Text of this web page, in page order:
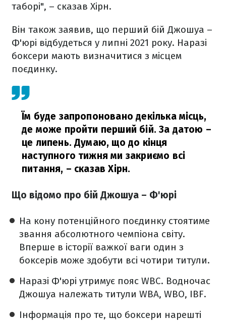
таборі", – сказав Хірн.
Він також заявив, що перший бій Джошуа –
Ф'юрі відбудеться у липні 2021 року. Наразі
боксери мають визначитися з місцем
поєдинку.
Їм буде запропоновано декілька місць,
де може пройти перший бій. За датою –
це липень. Думаю, що до кінця
наступного тижня ми закриємо всі
питання, – сказав Хірн.
Що відомо про бій Джошуа – Ф'юрі
На кону потенційного поєдинку стоятиме
звання абсолютного чемпіона світу.
Вперше в історії важкої ваги один з
боксерів може здобути всі чотири титули.
Наразі Ф'юрі утримує пояс WBC. Водночас
Джошуа належать титули WBA, WBO, IBF.
Інформація про те, що боксери нарешті